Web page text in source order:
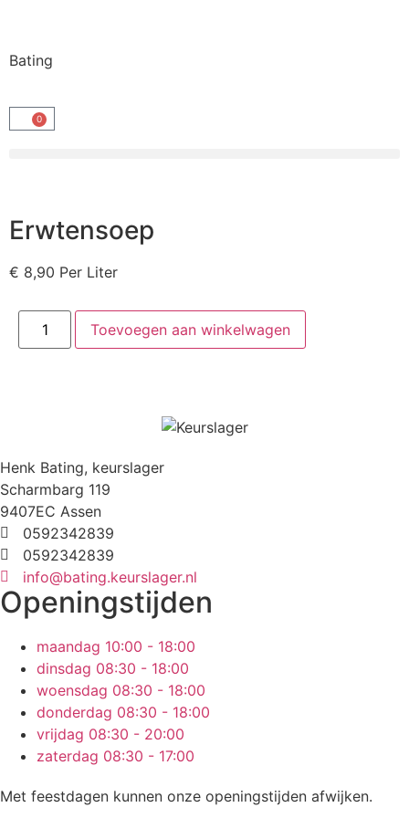
Bating
0
Erwtensoep
€ 8,90 Per Liter
Toevoegen aan winkelwagen
Henk Bating, keurslager
Scharmbarg 119
9407EC Assen
0592342839
0592342839
info@bating.keurslager.nl
Openingstijden
maandag 10:00 - 18:00
dinsdag 08:30 - 18:00
woensdag 08:30 - 18:00
donderdag 08:30 - 18:00
vrijdag 08:30 - 20:00
zaterdag 08:30 - 17:00
Met feestdagen kunnen onze openingstijden afwijken.